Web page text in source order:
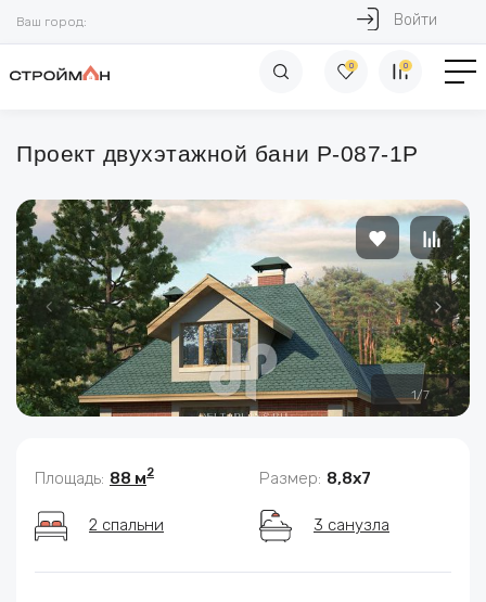
Ваш город: Войти
0 0
Проект двухэтажной бани P-087-1P
1/7
Площадь: 88 м2 Размер: 8,8х7
2 спальни 3 санузла